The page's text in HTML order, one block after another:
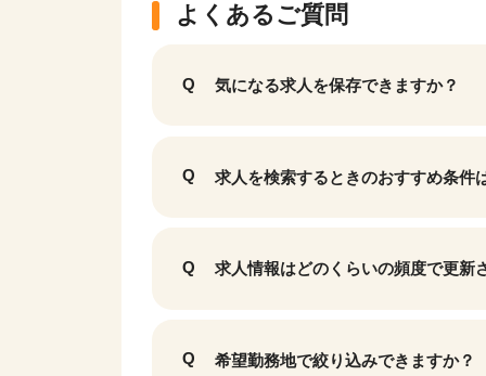
よくあるご質問
気になる求人を保存できますか？
求人を検索するときのおすすめ条件
求人情報はどのくらいの頻度で更新
希望勤務地で絞り込みできますか？